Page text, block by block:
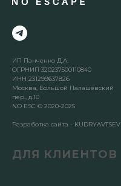
ИП Панченко Д.А.
ОГРНИП 320237500110840
ИНН 231299637826
Москва, Большой Палашёвский
пер., д.10
NO ESC © 2020-2025
Разработка сайта - KUDRYAVTSEV
ДЛЯ КЛИЕНТОВ